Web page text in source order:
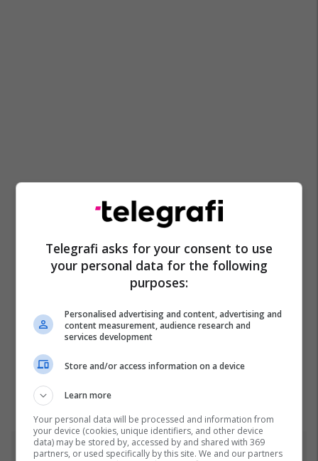
Telegrafi asks for your consent to use
your personal data for the following
purposes:
Personalised advertising and content, advertising and
content measurement, audience research and
services development
Store and/or access information on a device
Learn more
Your personal data will be processed and information from
your device (cookies, unique identifiers, and other device
data) may be stored by, accessed by and shared with 369
partners, or used specifically by this site. We and our partners